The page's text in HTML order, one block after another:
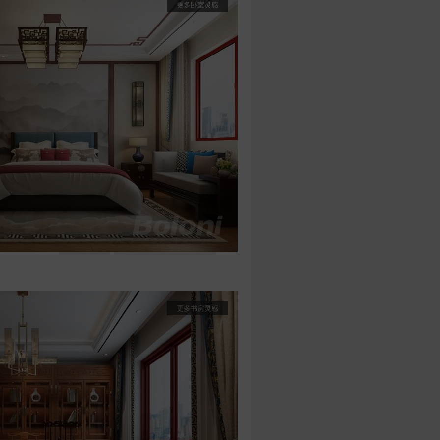
更多卧室灵感
更多书房灵感